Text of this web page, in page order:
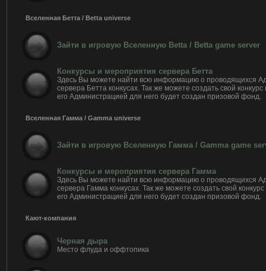
Вселенная Бетта / Betta universe
Зайти в игровую Вселенную Betta / Betta game server
Конкурсы и мероприятия сервера Бетта
Здесь Вы можете найти всю информацию о проводящихся
сервера Бетта конкусах. Так же можете создать свой
его Администрацией для него будет создан призовой фонд.
Вселенная Гамма / Gamma universe
Зайти в игровую Вселенную Гамма / Gamma game
Конкурсы и мероприятия сервера Гамма
Здесь Вы можете найти всю информацию о проводящихся
сервера Гамма конкусах. Так же можете создать свой
его Администрацией для него будет создан призовой фонд.
Кают-компания
Черная дыра
Место флуда и оффтопика